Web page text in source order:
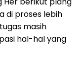
di proses lebih
masih
hal-hal yang